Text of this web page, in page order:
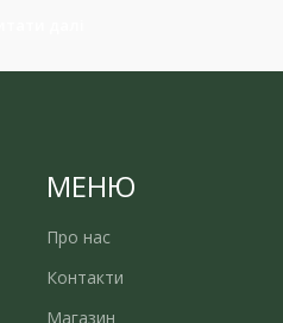
МЕНЮ
Про нас
Контакти
Магазин